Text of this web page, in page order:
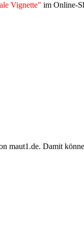
Vignette" im Online-
maut1.de. Damit